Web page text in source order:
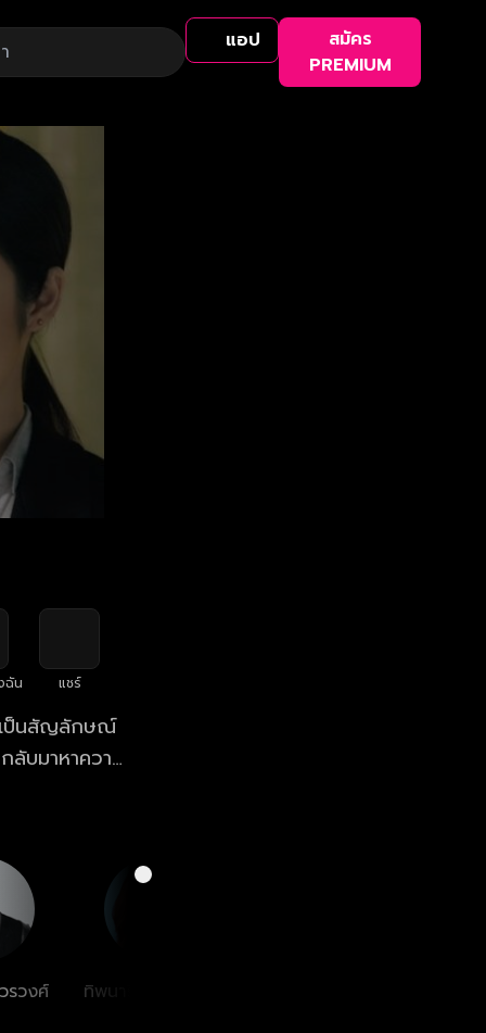
แอป
สมัคร
PREMIUM
ฉัน แชร์
เป็นสัญลักษณ์
บมาหาความ
กลียดชังใน
มจึงต้องหา
งจนสายเกิน
รวงศ์ ทิพนารี วีรวัฒโนดม